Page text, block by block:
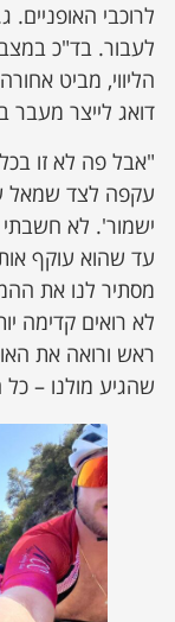
לרוכבי האופניים.
לעבור. בד"כ
הליווי, מביט
דואג לייצר מעבר
"אבל פה לא זו
עקפה לצד שמאל
ישמור'. לא חשבתי
עד שהוא עוקף
מסתיר לנו את
לא רואים קדימה
ראש ורואה את
שהגיע מולנו –